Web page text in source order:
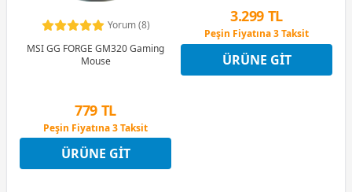
Yorum (8)
MSI GG FORGE GM320 Gaming
Mouse
779 TL
Peşin Fiyatına 3 Taksit
12 Ay x 92 TL taksitle
Peşin Fiyatına 3 Taksit
ÜRÜNE GIT
3.299 TL
Peşin Fiyatına 3 Taksit
12 Ay x 388 TL taksitle
Peşin Fiyatına 3 Taksit
ÜRÜNE GIT